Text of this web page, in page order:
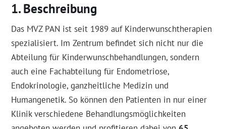
Beschreibung
Das MVZ PAN ist seit 1989 auf Kinderwunschtherapien
spezialisiert. Im Zentrum befindet sich nicht nur die
Abteilung für Kinderwunschbehandlungen, sondern
auch eine Fachabteilung für Endometriose,
Endokrinologie, ganzheitliche Medizin und
Humangenetik. So können den Patienten in nur einer
Klinik verschiedene Behandlungsmöglichkeiten